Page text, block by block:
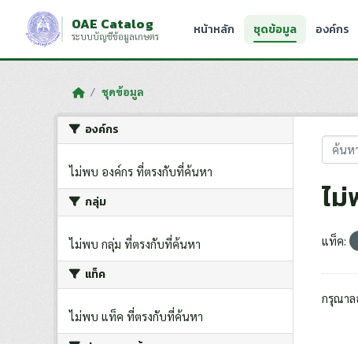
Skip to main content
OAE Catalog
ระบบบัญชีข้อมูลเกษตร หน้าหลัก ชุดข้อมูล องค์กร
ชุดข้อมูล
องค์กร
ไม่พบ องค์กร ที่ตรงกับที่ค้นหา
กลุ่ม
ไม่พบ กลุ่ม ที่ตรงกับที่ค้นหา
แท็ค
ไม่พบ แท็ค ที่ตรงกับที่ค้นหา
ไ
แท็ค:
กรุณา